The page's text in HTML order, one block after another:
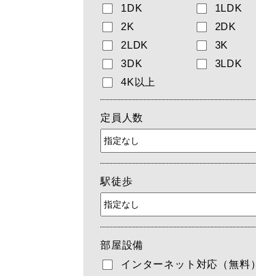
1DK
1LDK
2K
2DK
2LDK
3K
3DK
3LDK
4K以上
定員人数
駅徒歩
部屋設備
インターネット対応（無料）